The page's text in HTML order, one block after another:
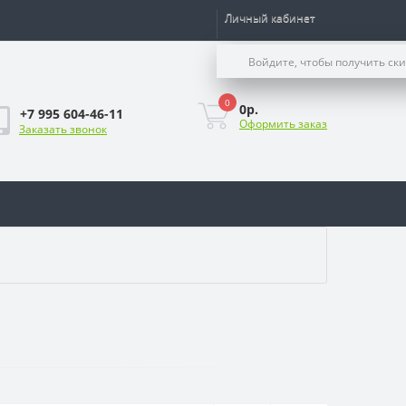
Личный кабинет
Войдите, чтобы получить
+7 995 604-46-11
Заказать звонок
0 0р.
Оформить заказ